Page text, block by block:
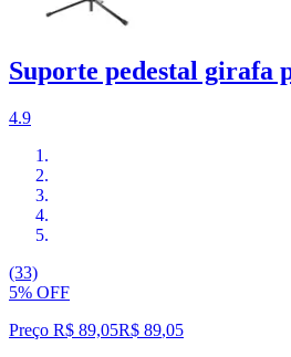
Suporte pedestal girafa
4.9
(33)
5% OFF
Preço R$ 89,05R$ 89,05